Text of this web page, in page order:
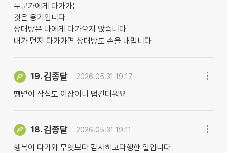
누군가에게 다가가는
것은 용기입니다
상대방은 나에게 다가오지 않습니다
내가 먼저 다가가면 상대방도 손을 내밉니다
19.김종달 2026.05.31 19:17
땡볕이 삼십도 이상이니 덥긴더워요
18.김종달 2026.05.31 19:11
행복이 다가와 무엇보다 감사하고다행한 일입니다